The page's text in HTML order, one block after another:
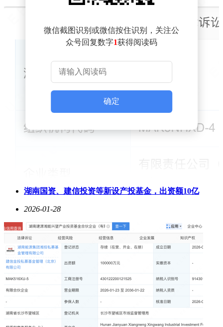
微信截图识别或微信按住识别，关注公
众号回复数字1获得阅读码
确定
湖南国资、建信投资等新设产投基金，出资额10亿
2026-01-28